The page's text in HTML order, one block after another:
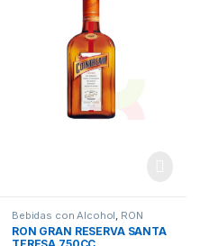
Bebidas con Alcohol RON
RON GRAN RESERVA SANTA